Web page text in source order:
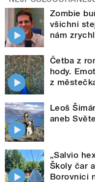
Zombie
všichni
nám
Četba z
hody.
z
Leoš
aneb
„Salvio
Školy čar
Borovnici